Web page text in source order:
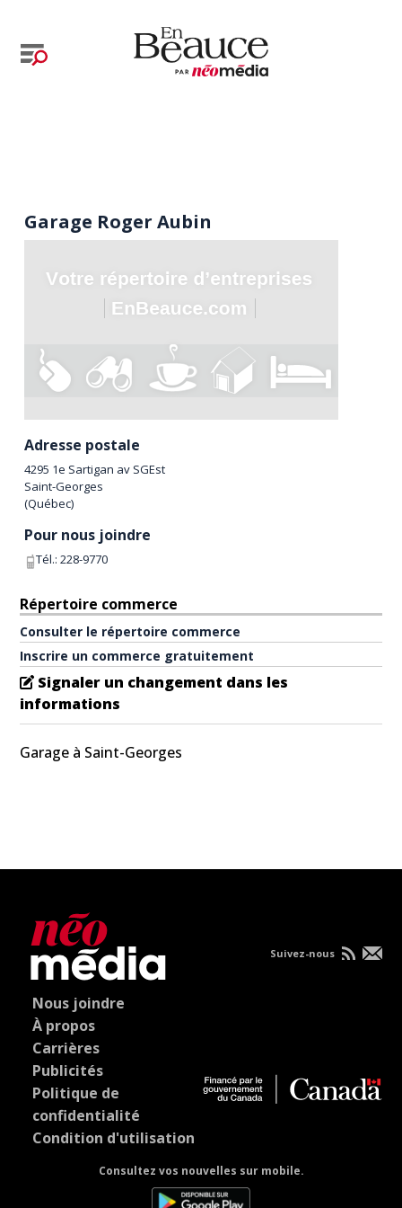
Garage Roger Aubin
Adresse postale
4295 1e Sartigan av SGEst
Saint-Georges
(Québec)
Pour nous joindre
Tél.:228-9770
Répertoire commerce
Consulter le répertoire commerce
Inscrire un commerce gratuitement
Signaler un changement dans les
informations
Garage à Saint-Georges
Nous joindre
À propos
Carrières
Publicités
Politique de
confidentialité
Condition d'utilisation
Consultez vos nouvelles sur mobile.
Suivez-nous